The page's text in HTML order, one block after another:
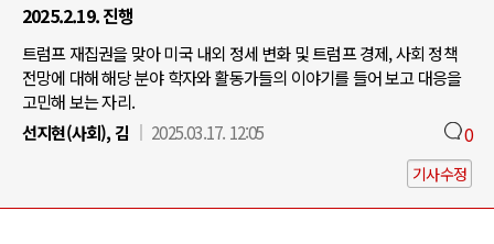
2025.2.19. 진행
트럼프 재집권을 맞아 미국 내외 정세 변화 및 트럼프 경제, 사회 정책
전망에 대해 해당 분야 학자와 활동가들의 이야기를 들어 보고 대응을
고민해 보는 자리.
선지현(사회), 김
2025.03.17. 12:05 0
기사수정